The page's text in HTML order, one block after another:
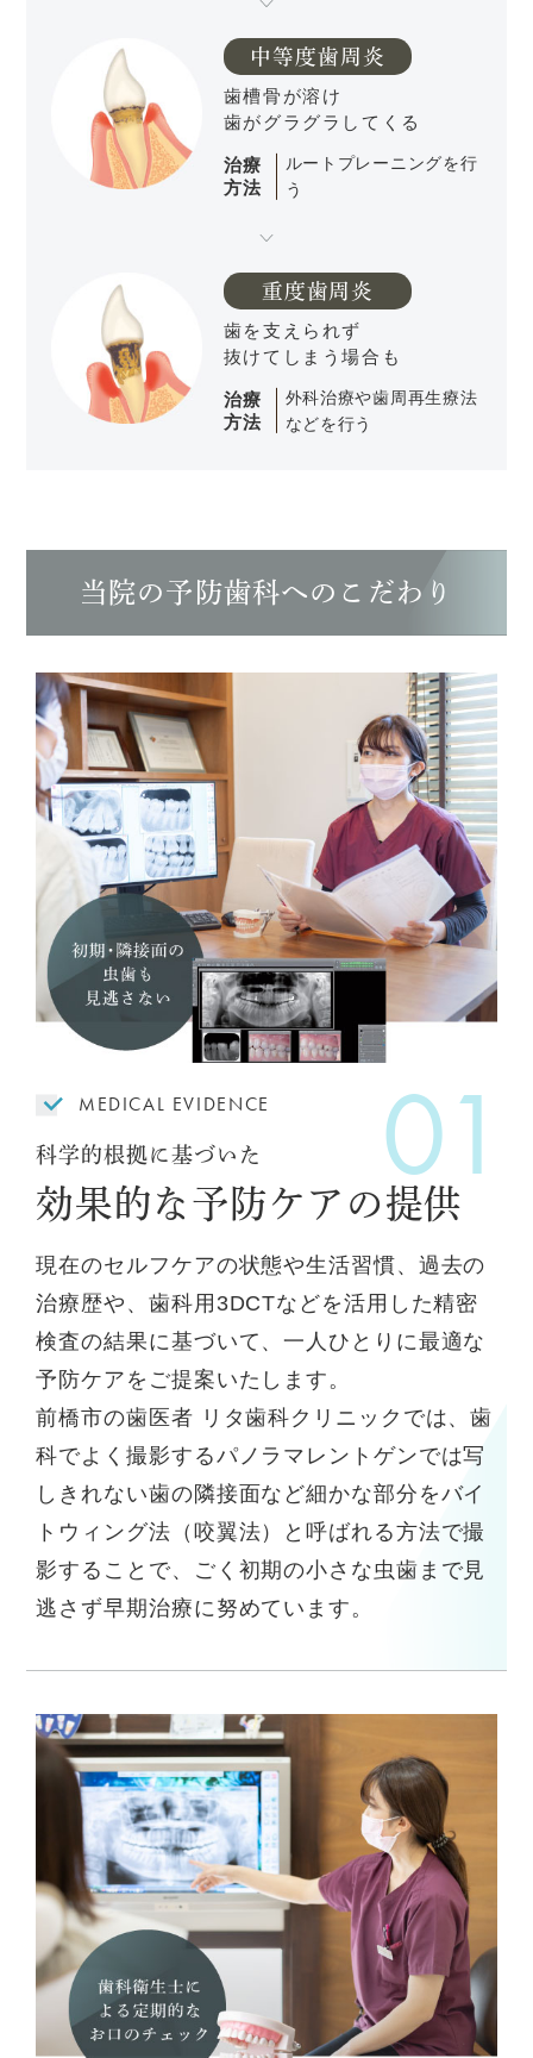
中等度歯周炎
歯槽骨が溶け
歯がグラグラしてくる
治療
方法
ルートプレーニングを行
う
重度歯周炎
歯を支えられず
抜けてしまう場合も
治療
方法
外科治療や歯周再生療法
などを行う
当院の予防歯科へのこだわり
MEDICAL EVIDENCE
科学的根拠に基づいた
効果的な予防ケアの提供
現在のセルフケアの状態や生活習慣、過去の
治療歴や、歯科用3DCTなどを活用した精密
検査の結果に基づいて、一人ひとりに最適な
予防ケアをご提案いたします。
前橋市の歯医者 リタ歯科クリニックでは、歯
科でよく撮影するパノラマレントゲンでは写
しきれない歯の隣接面など細かな部分をバイ
トウィング法（咬翼法）と呼ばれる方法で撮
影することで、ごく初期の小さな虫歯まで見
逃さず早期治療に努めています。